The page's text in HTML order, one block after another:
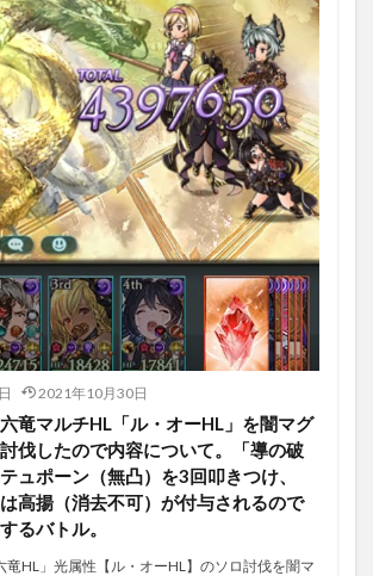
2021年10月30日
六竜マルチHL「ル・オーHL」を闇マグ
伐したので内容について。「導の破
ュポーン（無凸）を3回叩きつけ、
は高揚（消去不可）が付与されるので
るバトル。
竜HL」光属性【ル・オーHL】のソロ討伐を闇マ